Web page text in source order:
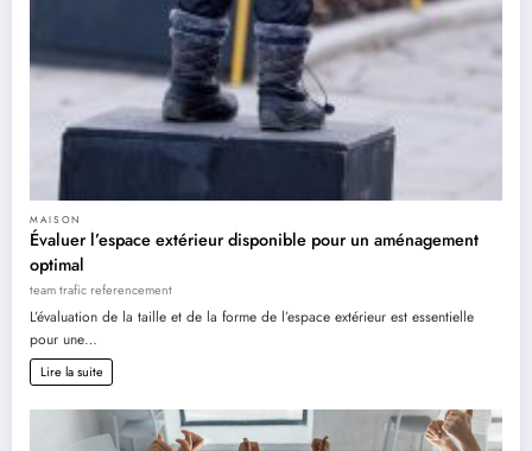
MAISON
Évaluer l’espace extérieur disponible pour un aménagement
optimal
team trafic referencement
L’évaluation de la taille et de la forme de l’espace extérieur est essentielle
pour une…
Lire la suite